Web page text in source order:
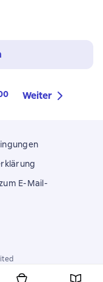
Weiter
E-Mail-